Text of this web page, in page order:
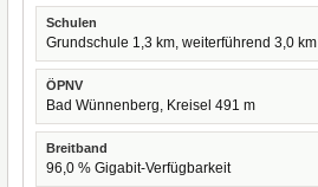
Schulen
Grundschule 1,3 km, weiterführend 3,0 km
ÖPNV
Bad Wünnenberg, Kreisel 491 m
Breitband
96,0 % Gigabit-Verfügbarkeit